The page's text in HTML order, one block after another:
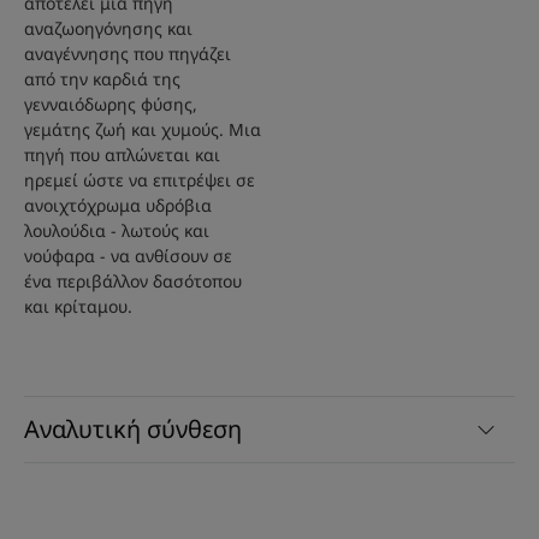
Αναλυτική σύνθεση
αναζωοηγόνησης και
αναγέννησης που πηγάζει
από την καρδιά της
γενναιόδωρης φύσης,
γεμάτης ζωή και χυμούς. Μια
πηγή που απλώνεται και
ηρεμεί ώστε να επιτρέψει σε
ανοιχτόχρωμα υδρόβια
λουλούδια - λωτούς και
νούφαρα - να ανθίσουν σε
ένα περιβάλλον δασότοπου
και κρίταμου.